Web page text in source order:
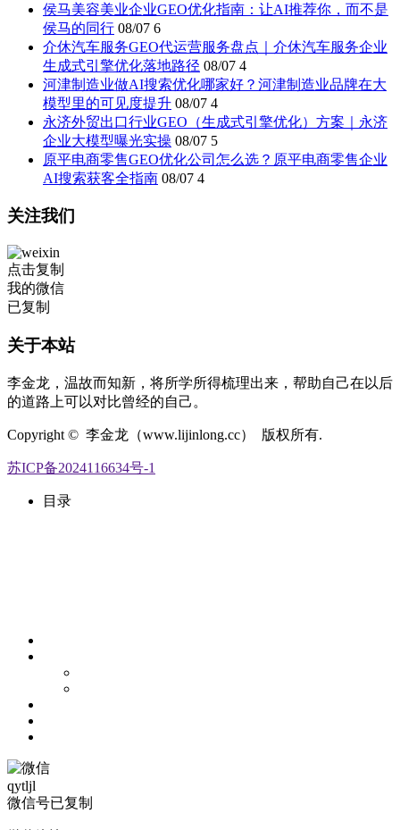
侯马美容美业企业GEO优化指南：让AI推荐你，而不是
侯马的同行 08/07 6
介休汽车服务GEO代运营服务盘点｜介休汽车服务企业
生成式引擎优化落地路径 08/07 4
河津制造业做AI搜索优化哪家好？河津制造业品牌在大
模型里的可见度提升 08/07 4
永济外贸出口行业GEO（生成式引擎优化）方案｜永济
企业大模型曝光实操 08/07 5
原平电商零售GEO优化公司怎么选？原平电商零售企业
AI搜索获客全指南 08/07 4
关注我们
点击复制
我的微信
已复制
关于本站
李金龙，温故而知新，将所学所得梳理出来，帮助自己在以后
的道路上可以对比曾经的自己。
Copyright © 李金龙（www.lijinlong.cc） 版权所有.
苏ICP备2024116634号-1
目录
qytljl
微信号已复制